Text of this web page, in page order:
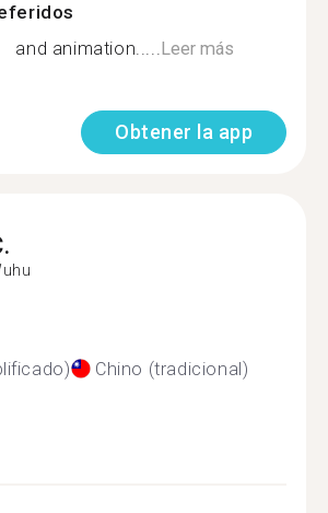
and animation.....Leer más
Obtener la app
Chino (tradicional)